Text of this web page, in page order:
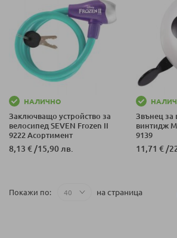
НАЛИЧНО
Заключващо устройство за
велосипед SEVEN Frozen II
9222 Асортимент
8,13 €/15,90 лв.
Звънец за
винтидж
9139
11,71 €/
Покажи по на страница